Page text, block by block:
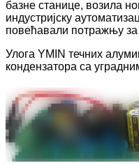
базне станице, возила
индустријску
повећавали потражњу
Улога YMIN течних
кондензатора са